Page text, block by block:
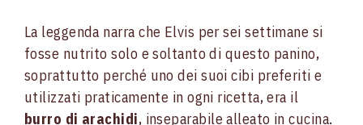
La leggenda narra che Elvis per sei settimane si
fosse nutrito solo e soltanto di questo panino,
soprattutto perché uno dei suoi cibi preferiti e
utilizzati praticamente in ogni ricetta, era il
burro di arachidi, inseparabile alleato in cucina.